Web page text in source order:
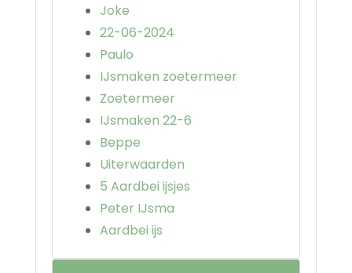
Joke
22-06-2024
Paulo
IJsmaken zoetermeer
Zoetermeer
IJsmaken 22-6
Beppe
Uiterwaarden
5 Aardbei ijsjes
Peter IJsma
Aardbei ijs